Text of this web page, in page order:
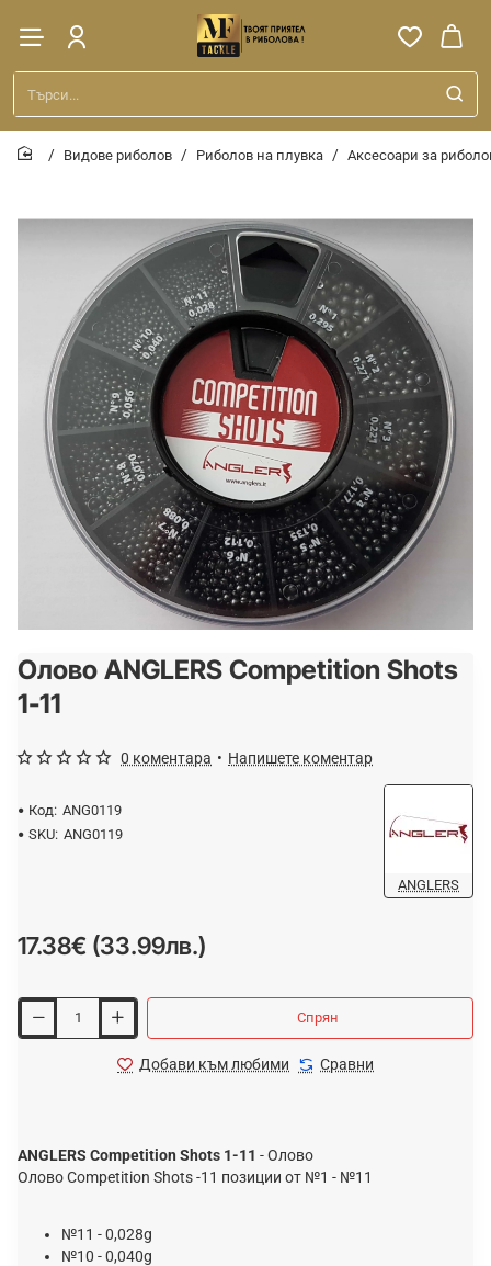
Търси...
Видове риболов Риболов на плувка Аксесоари за
Спрян от производство
Олово ANGLERS Competition Shots
1-11
Код: ANG0119
SKU: ANG0119
ANGLERS
0 коментара • Напишете коментар
17.38€ (33.99лв.)
Спрян
Добави към любими Сравни
ANGLERS Competition Shots 1-11 - Олово
Олово Competition Shots -11 позиции от №1 - №11
№11 - 0,028g
№10 - 0,040g